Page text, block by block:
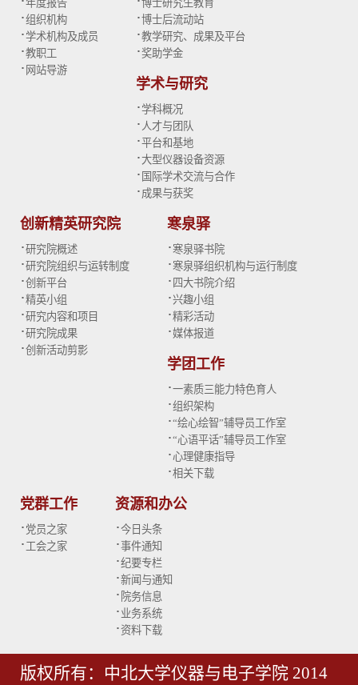
年度报告
·组织机构
·学术机构及成员
·教职工
· 网站导游
博士研究生教育
·博士后流动站
·教学研究、成果及平台
·奖助学金
学术与研究
·学科概况
· 人才与团队
·平台和基地
·大型仪器设备资源
· 国际学术交流与合作
· 成果与获奖
创新精英研究院
·研究院概述
·研究院组织与运转制度
·创新平台
·精英小组
·研究内容和项目
·研究院成果
·创新活动剪影
寒泉驿
· 寒泉驿书院
· 寒泉驿组织机构与运行制度
· 四大书院介绍
·兴趣小组
·精彩活动
·媒体报道
学团工作
·一素质三能力特色育人
·组织架构
·“绘心绘智”辅导员工作室
·“心语平话”辅导员工作室
· 心理健康指导
·相关下载
党群工作
· 党员之家
· 工会之家
资源和办公
·今日头条
·事件通知
·纪要专栏
·新闻与通知
· 院务信息
· 业务系统
·资料下载
版权所有：中北大学仪器与电子学院 2014